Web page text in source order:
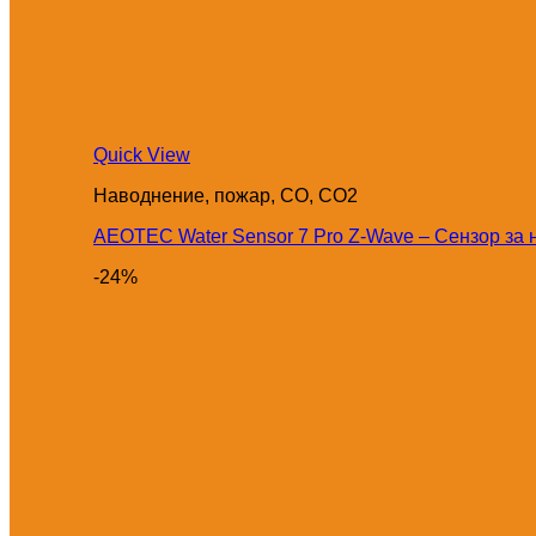
Quick View
Наводнение, пожар, CO, CO2
AEOTEC Water Sensor 7 Pro Z-Wave – Сензор за
-24%